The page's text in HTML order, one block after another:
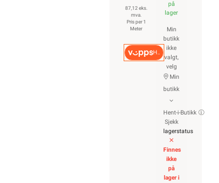
87,12 eks.
mva.
Pris per 1
Meter
Hurtigkasse
på
lager
Min
butikk
ikke
valgt,
velg
Min
butikk
Hent-i-Butikk
Sjekk
lagerstatus
Finnes
ikke
på
lager i